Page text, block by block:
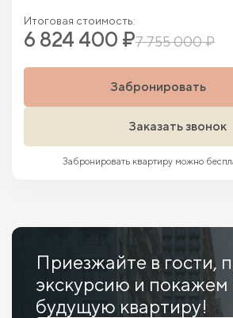
Итоговая стоимость:
6 824 400 ₽7 755 000 ₽
Забронировать
Заказать звонок
Забронировать квартиру можно
Приезжайте в гости,
экскурсию и покажем
будущую квартиру!